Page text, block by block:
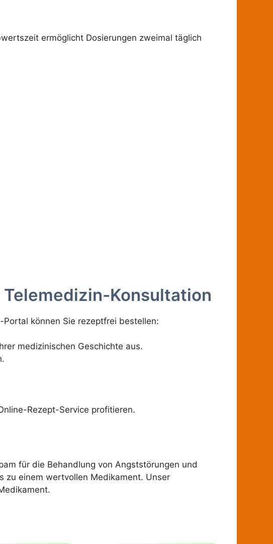
ermöglicht Dosierungen zweimal täglich
Konsultation
können Sie rezeptfrei bestellen:
medizinischen Geschichte aus.
Rezept-Service profitieren.
für die Behandlung von Angststörungen und
zu einem wertvollen Medikament. Unser